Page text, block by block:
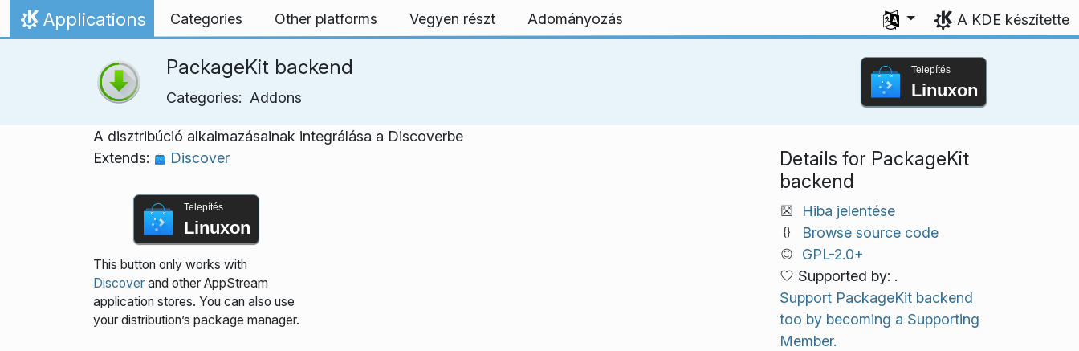
Ugrás a tartalomhoz
Kezdőlap
Applications Categories Other platforms Vegyen részt Adományozás
Válasszon nyelvet
A KDE készítette
PackageKit backend
Categories: Addons
Telepítés
Linuxon
A disztribúció alkalmazásainak integrálása a Discoverbe
Extends:
Discover
Telepítés
Linuxon
This button only works with
Discoverand other AppStream
application stores. You can also use
your distribution’s package manager.
Details for PackageKit
backend
Hiba jelentése
Browse source code
GPL-2.0+
Supported by: .
Support PackageKit backend
too by becoming a Supporting
Member.